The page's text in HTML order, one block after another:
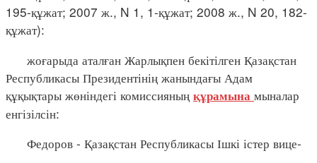
195-құжат; 2007 ж., N 1, 1-құжат; 2008 ж., N 20, 182-
құжат):
жоғарыда аталған Жарлықпен бекітілген Қазақстан
Республикасы Президентінің жанындағы Адам
құқықтары жөніндегі комиссияның құрамына мыналар
енгізілсін:
Федоров - Қазақстан Республикасы Ішкі істер вице-